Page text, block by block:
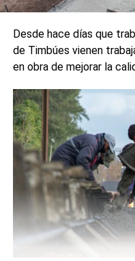
Desde hace días que
de Timbúes vienen
en obra de mejorar la